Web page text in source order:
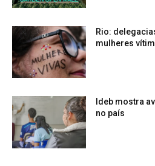
Rio:
mulheres
Ideb mostra
no país